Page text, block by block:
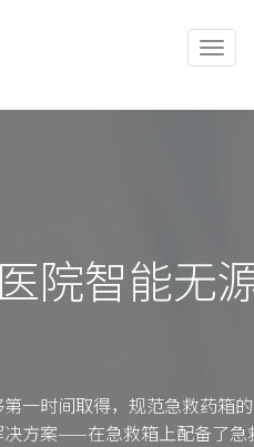
院智能无
一时间取得，规范急救药箱
方案——在急救箱上配备了急